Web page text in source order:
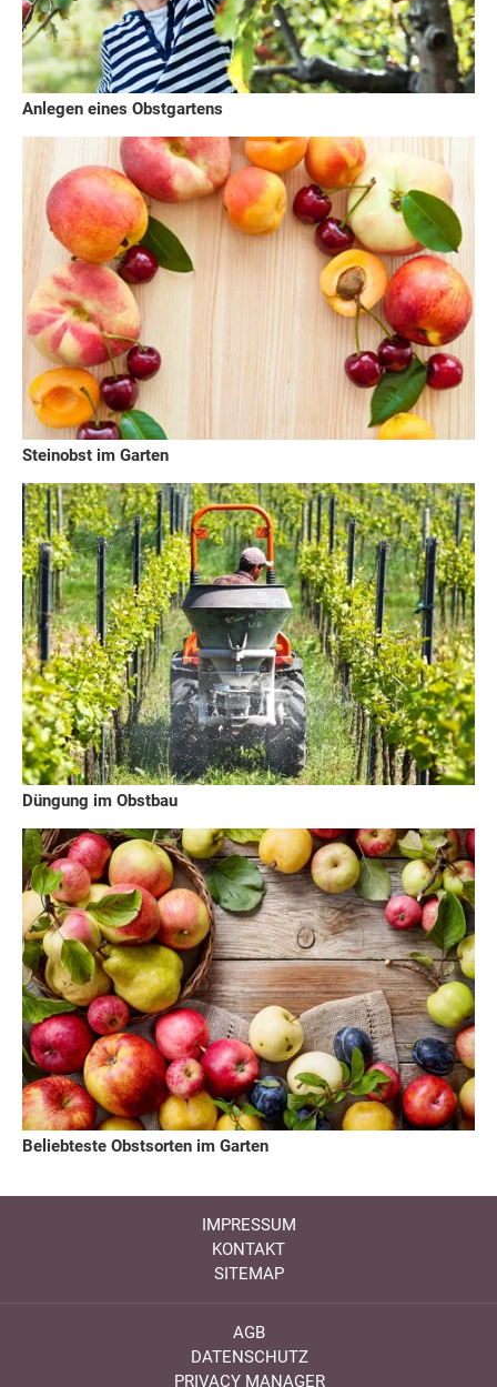
Anlegen eines Obstgartens
Steinobst im Garten
Düngung im Obstbau
Beliebteste Obstsorten im Garten
IMPRESSUM
KONTAKT
SITEMAP
AGB
DATENSCHUTZ
PRIVACY MANAGER